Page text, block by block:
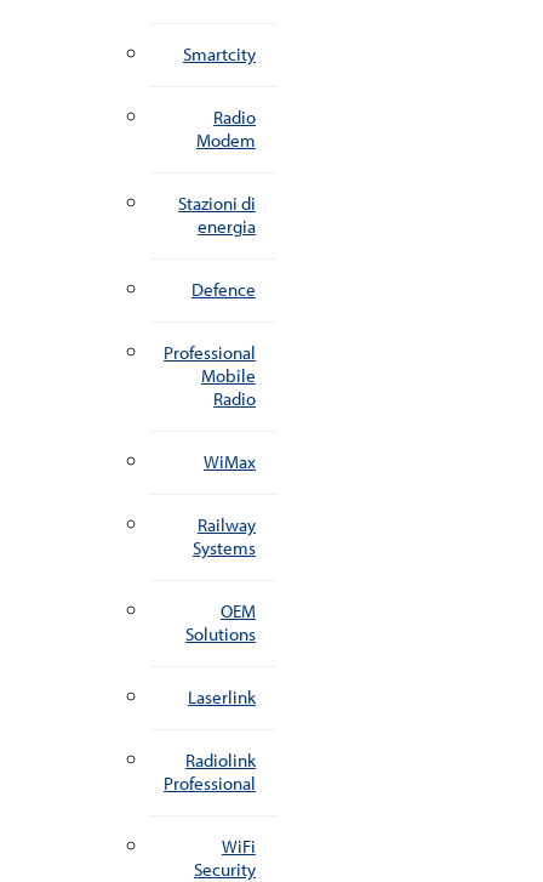
Smartcity
Radio
Modem
Stazioni di
energia
Defence
Professional
Mobile
Radio
WiMax
Railway
Systems
OEM
Solutions
Laserlink
Radiolink
Professional
WiFi
Security